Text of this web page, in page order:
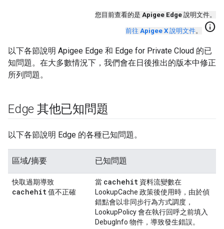
您目前查看的是 Apigee Edge 說明文件。
前往 Apigee X 說明文件。 info
以下各節說明 Apigee Edge 和 Edge for Private Cloud 的已
知問題。在大多數情況下，我們會在日後推出的版本中修正
所列問題。
Edge 其他已知問題
以下各節說明 Edge 的各種已知問題。
區域/摘要 已知問題
快取過期導致
cachehit值不正確
當 cachehit 資料流變數在
LookupCache 政策後使用時，由於偵
錯點會以非同步行為方式調度，
LookupPolicy 會在執行回呼之前填入
DebugInfo 物件，導致發生錯誤。